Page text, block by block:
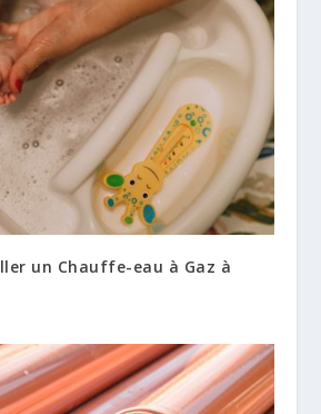
un Chauffe-eau à Gaz à